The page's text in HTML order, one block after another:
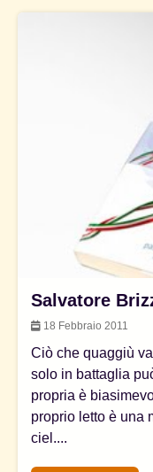
Salvatore
18 Febbraio 2011
Ciò che quaggiù
solo in battaglia
propria è
proprio letto è una
ciel....